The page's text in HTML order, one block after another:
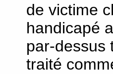
de victime
handicapé
par-dessus
traité